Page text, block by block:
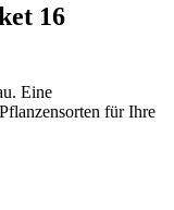
16
Eine
für Ihre